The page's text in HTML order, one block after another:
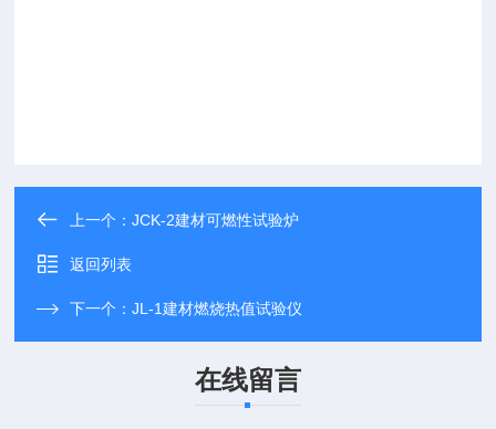
上一个：JCK-2建材可燃性试验炉
返回列表
下一个：JL-1建材燃烧热值试验仪
在线留言